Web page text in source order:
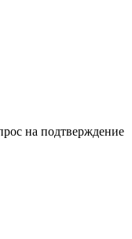
на подтверждение